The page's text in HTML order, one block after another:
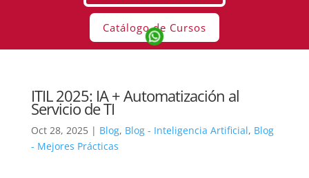
Catálogo de Cursos
ITIL 2025: IA + Automatización al
Servicio de TI
Oct 28, 2025| Blog, Blog - Inteligencia Artificial, Blog
- Mejores Prácticas